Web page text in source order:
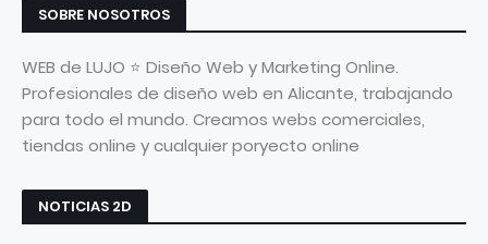
SOBRE NOSOTROS
WEB de LUJO ⭐ Diseño Web y Marketing Online.
Profesionales de diseño web en Alicante, trabajando
para todo el mundo. Creamos webs comerciales,
tiendas online y cualquier poryecto online
NOTICIAS 2D